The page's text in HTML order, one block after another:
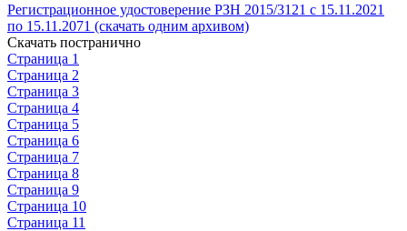
Регистрационное удостоверение РЗН 2015/3121 с 15.11.2021
по 15.11.2071 (скачать одним архивом)
Скачать постранично
Страница 1
Страница 2
Страница 3
Страница 4
Страница 5
Страница 6
Страница 7
Страница 8
Страница 9
Страница 10
Страница 11